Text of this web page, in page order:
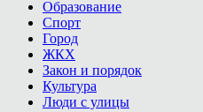
Образование
Спорт
Город
ЖКХ
Закон и порядок
Культура
Люди с улицы